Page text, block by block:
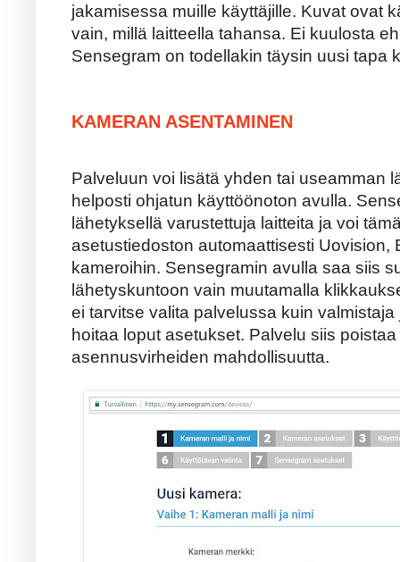
jakamisessa muille käyttäjille. Kuvat ovat
vain, millä laitteella tahansa. Ei kuulosta
Sensegram on todellakin täysin uusi tapa
KAMERAN ASENTAMINEN
Palveluun voi lisätä yhden tai useamman
helposti ohjatun käyttöönoton avulla.
lähetyksellä varustettuja laitteita ja voi
asetustiedoston automaattisesti Uovision,
kameroihin. Sensegramin avulla saa siis
lähetyskuntoon vain muutamalla
ei tarvitse valita palvelussa kuin
hoitaa loput asetukset. Palvelu siis
asennusvirheiden mahdollisuutta.